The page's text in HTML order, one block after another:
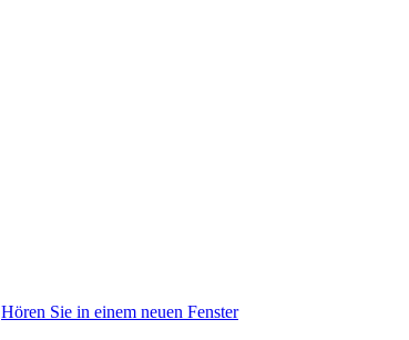
Hören Sie in einem neuen Fenster